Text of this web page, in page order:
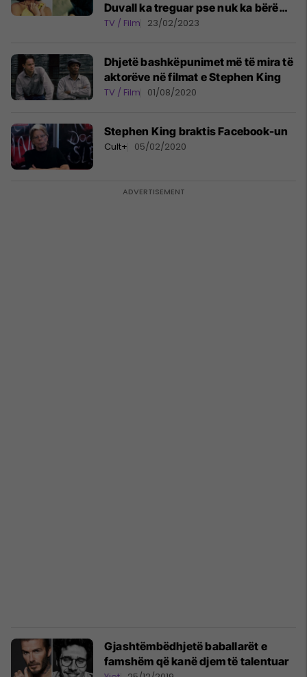
Duvall ka treguar pse nuk ka bërë
filma për 20 vite
TV / Film 23/02/2023
Dhjetë bashkëpunimet më të mira të
aktorëve në filmat e Stephen King
TV / Film 01/08/2020
Stephen King braktis Facebook-un
Cult+ 05/02/2020
Gjashtëmbëdhjetë baballarët e
famshëm që kanë djem të talentuar